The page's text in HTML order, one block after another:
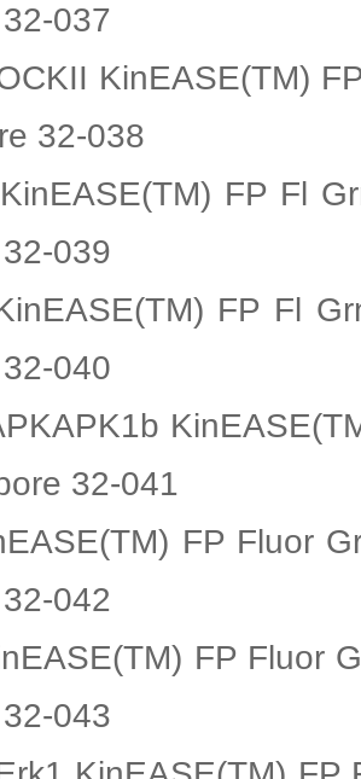
037
KinEASE(TM)
32-038
FP Fl
039
FP Fl
040
32-041
FP Fluor
042
FP Fluor
043